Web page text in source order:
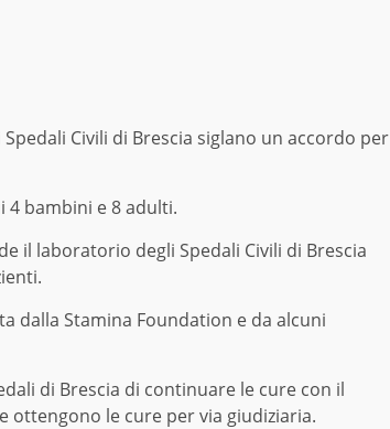
Civili di Brescia siglano un accordo per
4 bambini e 8 adulti.
il laboratorio degli Spedali Civili di Brescia
dalla Stamina Foundation e da alcuni
di Brescia di continuare le cure con il
ottengono le cure per via giudiziaria.